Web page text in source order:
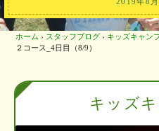
ホーム › スタッフブログ › キッズキャン
２コース_4日目（8/9）
キッズ